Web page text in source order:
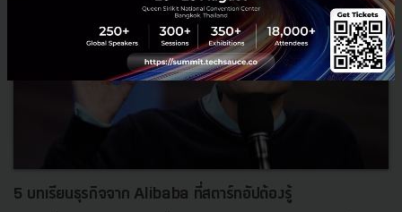
5 บทเรียนธุรกิจจาก Alibaba ที่สตาร์ทอัปต้องรู้